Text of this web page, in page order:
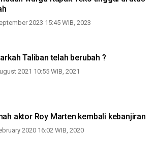
2023 15:45 WIB, 2023
Taliban telah berubah ?
2021 10:55 WIB, 2021
aktor Roy Marten kembali kebanjiran
2020 16:02 WIB, 2020